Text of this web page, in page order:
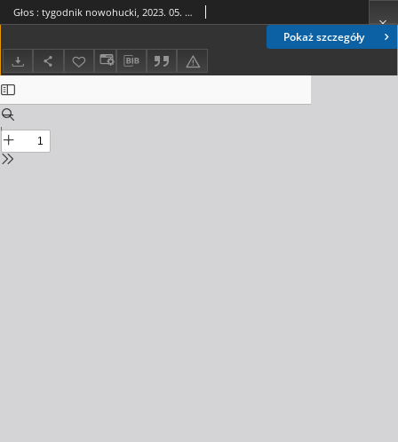
Pokaż szczegóły
Głos : tygodnik nowohucki, 2023. 05. 19, nr 20